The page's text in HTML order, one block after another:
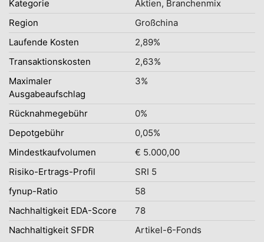
Kategorie
Aktien, Branchenmix
Region
Großchina
Laufende Kosten
2,89%
Transaktionskosten
2,63%
Maximaler
Ausgabeaufschlag
3%
Rücknahmegebühr
0%
Depotgebühr
0,05%
Mindestkaufvolumen
€ 5.000,00
Risiko-Ertrags-Profil
SRI 5
fynup-Ratio
58
Nachhaltigkeit EDA-Score
78
Nachhaltigkeit SFDR
Artikel-6-Fonds